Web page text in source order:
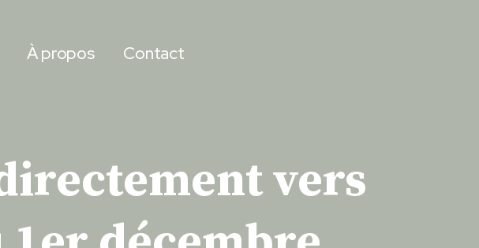
À propos Contact
vers